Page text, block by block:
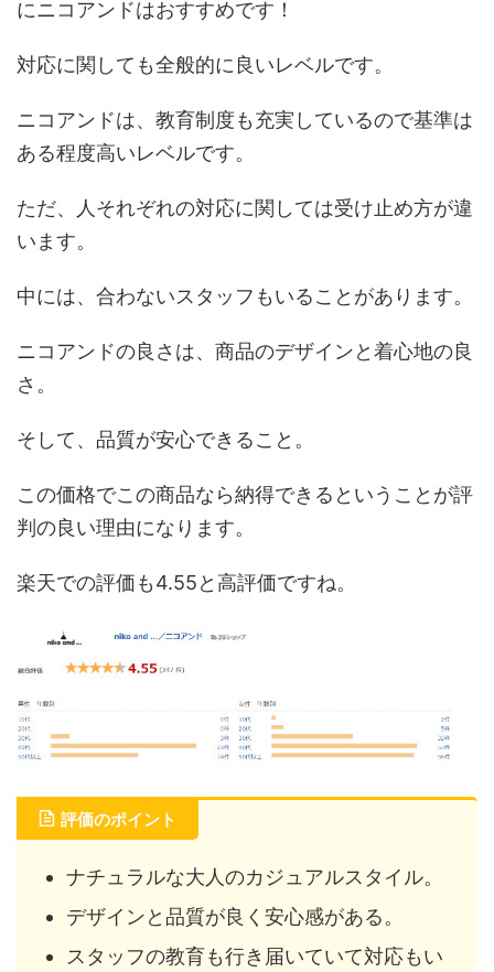
にニコアンドはおすすめです！
対応に関しても全般的に良いレベルです。
ニコアンドは、教育制度も充実しているので基準は
ある程度高いレベルです。
ただ、人それぞれの対応に関しては受け止め方が違
います。
中には、合わないスタッフもいることがあります。
ニコアンドの良さは、商品のデザインと着心地の良
さ。
そして、品質が安心できること。
この価格でこの商品なら納得できるということが評
判の良い理由になります。
楽天での評価も4.55と高評価ですね。
評価のポイント
ナチュラルな大人のカジュアルスタイル。
デザインと品質が良く安心感がある。
スタッフの教育も行き届いていて対応もい